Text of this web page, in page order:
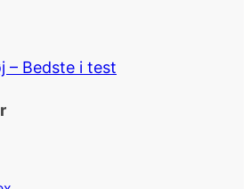
– Bedste i test